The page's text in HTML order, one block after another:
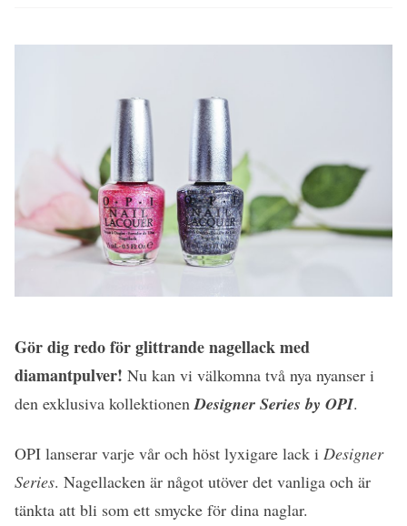
Gör dig redo för glittrande nagellack med
diamantpulver! Nu kan vi välkomna två nya nyanser i
den exklusiva kollektionenDesigner Series by OPI.
OPI lanserar varje vår och höst lyxigare lack i Designer
Series. Nagellacken är något utöver det vanliga och är
tänkta att bli som ett smycke för dina naglar.